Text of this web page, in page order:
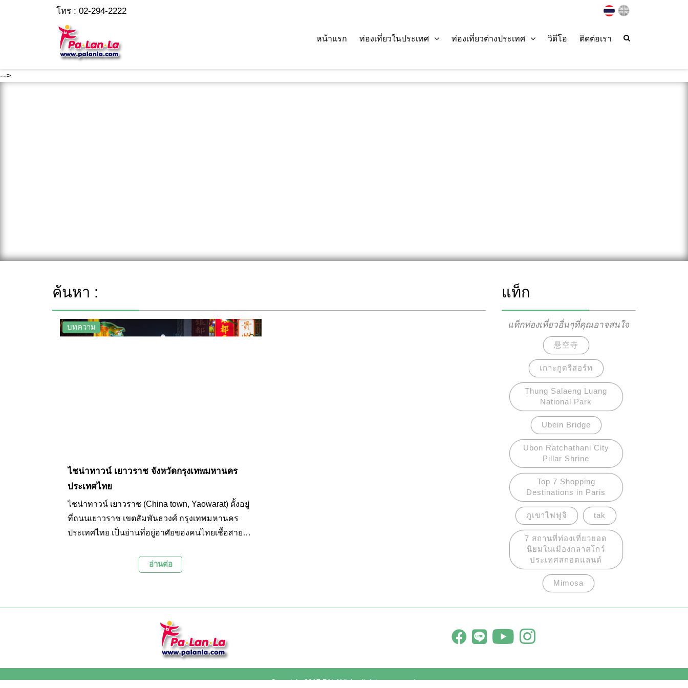
-->
โทร : 02-294-2222
หน้าแรก ท่องเที่ยวในประเทศ ท่องเที่ยวต่างประเทศ วิดีโอ ติดต่อเรา
ค้นหา :
บทความ
ไชน่าทาวน์ เยาวราช จังหวัดกรุงเทพมหานคร
ประเทศไทย
ไชน่าทาวน์ เยาวราช (China town, Yaowarat) ตั้งอยู่
ที่ถนนเยาวราช เขตสัมพันธวงศ์ กรุงเทพมหานคร
ประเทศไทย เป็นย่านที่อยู่อาศัยของคนไทยเชื้อสายจีน
ตั้งแต่วงเวียนโอเดียน ถนนเจริญกรุง สิ้นสุดที่แยกถนน
พีระพงษ์ตัดกับถนนมหาไชยและถนนจักรเพชร นัก
อ่านต่อ
แท็ก
แท็กท่องเที่ยวอื่นๆที่คุณอาจสนใจ
悬空寺
เกาะกูดรีสอร์ท
Thung Salaeng Luang
National Park
Ubein Bridge
Ubon Ratchathani City
Pillar Shrine
Top 7 Shopping
Destinations in Paris
ภูเขาไฟฟูจิ tak
7 สถานที่ท่องเที่ยวยอด
นิยมในเมืองกลาสโกว์
ประเทศสกอตแลนด์
Mimosa
Copyright 2017 PALANLA, all rights reserved.